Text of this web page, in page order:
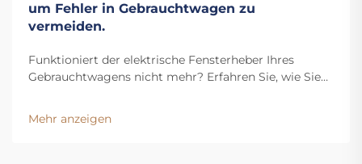
um Fehler in Gebrauchtwagen zu
vermeiden.
Funktioniert der elektrische Fensterheber Ihres
Gebrauchtwagens nicht mehr? Erfahren Sie, wie Sie
häufige Bedienungsfehler vermeiden. Entdecken Sie
jetzt die 3 entscheidenden Gewohnheiten, um Ihr
Mehr anzeigen